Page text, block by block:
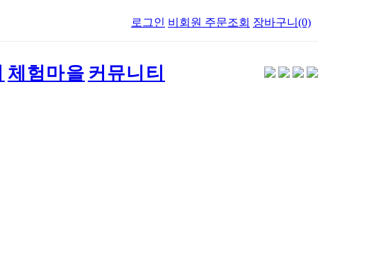
로그인 비회원 주문조회 장바구니(0)
체험마을 커뮤니티